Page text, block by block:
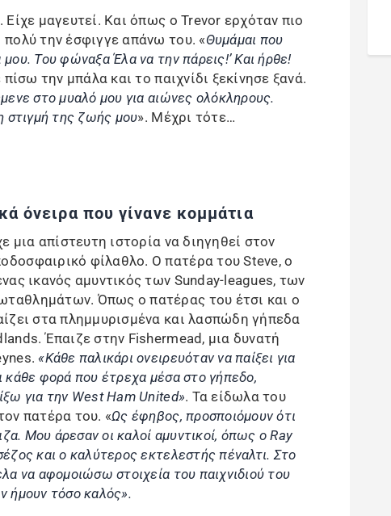
μαγευτεί. Και όπως ο Trevor ερχόταν πιο
την έσφιγγε απάνω του. «Θυμάμαι που
Του φώναξα Έλα να την πάρεις!’ Και ήρθε!
την μπάλα και το παιχνίδι ξεκίνησε ξανά.
στο μυαλό μου για αιώνες ολόκληρους.
στιγμή της ζωής μου». Μέχρι τότε…
όνειρα που γίνανε κομμάτια
μια απίστευτη ιστορία να διηγηθεί στον
φίλαθλο. Ο πατέρα του Steve, ο
ικανός αμυντικός των Sunday-leagues, των
Όπως ο πατέρας του έτσι και ο
στα πλημμυρισμένα και λασπώδη γήπεδα
Έπαιζε στην Fishermead, μια δυνατή
«Κάθε παλικάρι ονειρευόταν να παίξει για
κάθε φορά που έτρεχα μέσα στο γήπεδο,
για την West Ham United». Τα είδωλα του
πατέρα του. «Ως έφηβος, προσποιόμουν ότι
Μου άρεσαν οι καλοί αμυντικοί, όπως ο Ray
και ο καλύτερος εκτελεστής πέναλτι. Στο
να αφομοιώσω στοιχεία του παιχνιδιού του
ήμουν τόσο καλός».